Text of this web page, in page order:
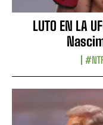
LUTO EN LA